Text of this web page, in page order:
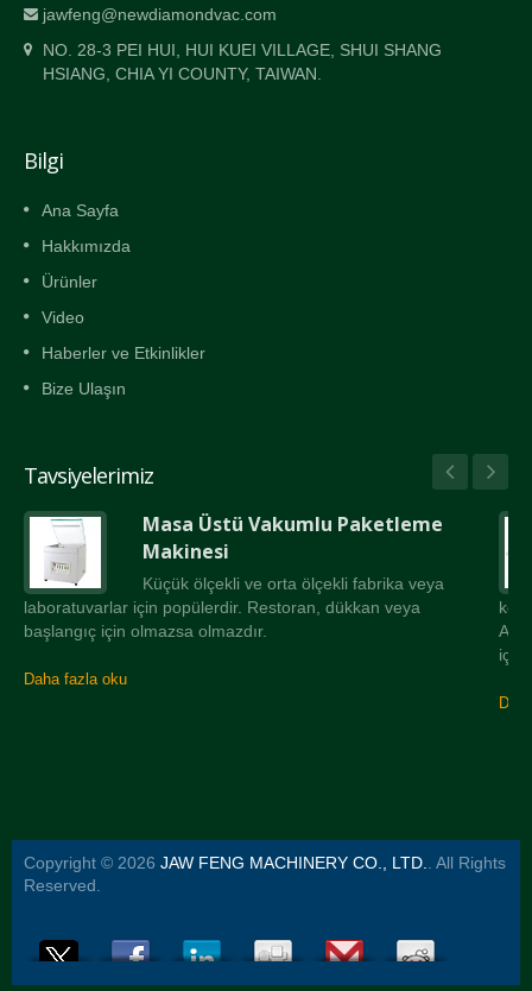
jawfeng@newdiamondvac.com
NO. 28-3 PEI HUI, HUI KUEI VILLAGE, SHUI SHANG
HSIANG, CHIA YI COUNTY, TAIWAN.
Bilgi
Ana Sayfa
Hakkımızda
Ürünler
Video
Haberler ve Etkinlikler
Bize Ulaşın
Tavsiyelerimiz
Masa Üstü Vakumlu Paketleme
Makinesi
Küçük ölçekli ve orta ölçekli fabrika veya
laboratuvarlar için popülerdir. Restoran, dükkan veya
başlangıç için olmazsa olmazdır.
Daha fazla oku
için
Copyright © 2026 JAW FENG MACHINERY CO., LTD.. All Rights
Reserved.